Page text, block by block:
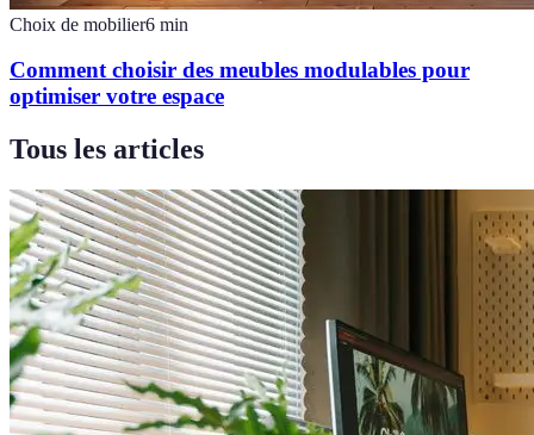
Choix de mobilier6 min
Comment choisir des meubles modulables pour
optimiser votre espace
Tous les articles